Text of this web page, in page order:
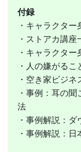
付録
・ キャラクター
・ストアカ講座
・キャラクター
・人の嫌がる
・空き家ビジネ
・事例：耳の
法
・事例解説：ダ
・事例解説：